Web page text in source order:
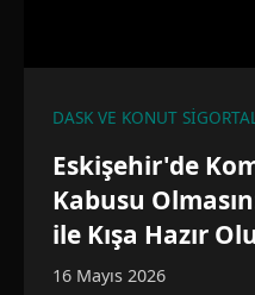
DASK VE KONUT
Eskişehir'de
Kabusu
ile Kışa Hazır
16 Mayıs 2026